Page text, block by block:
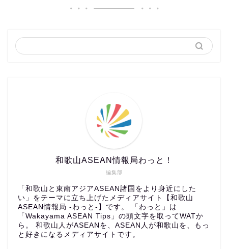
編集部
和歌山ASEAN情報局わっと！
「和歌山と東南アジアASEAN諸国をより身近にした
い」をテーマに立ち上げたメディアサイト【和歌山
ASEAN情報局 -わっと-】です。 「わっと」は
「Wakayama ASEAN Tips」の頭文字を取ってWATか
ら。 和歌山人がASEANを、ASEAN人が和歌山を、もっ
と好きになるメディアサイトです。